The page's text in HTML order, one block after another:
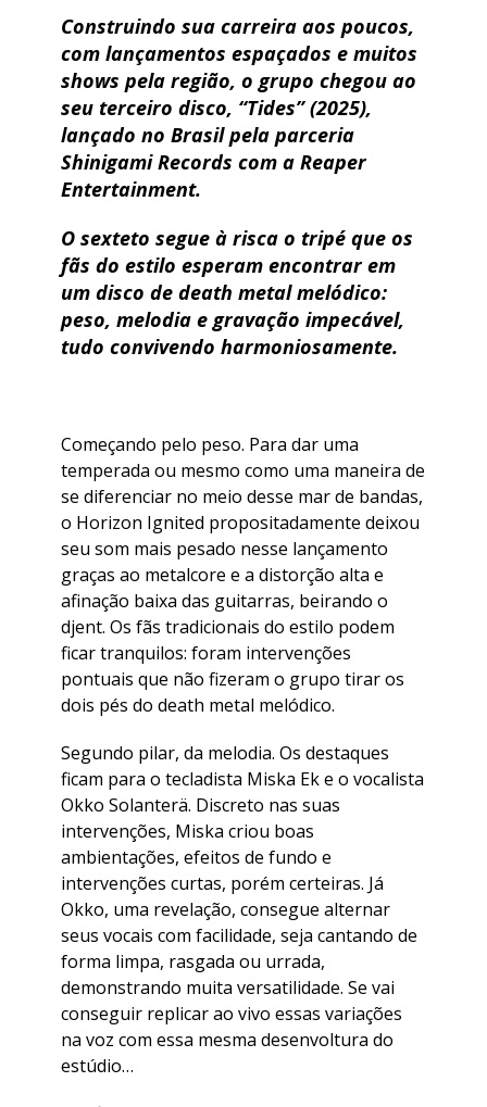
Construindo sua carreira aos poucos,
com lançamentos espaçados e muitos
shows pela região, o grupo chegou ao
seu terceiro disco, “Tides” (2025),
lançado no Brasil pela parceria
Shinigami Records com a Reaper
Entertainment.
O sexteto segue à risca o tripé que os
fãs do estilo esperam encontrar em
um disco de death metal melódico:
peso, melodia e gravação impecável,
tudo convivendo harmoniosamente.
Começando pelo peso. Para dar uma
temperada ou mesmo como uma maneira de
se diferenciar no meio desse mar de bandas,
o Horizon Ignited propositadamente deixou
seu som mais pesado nesse lançamento
graças ao metalcore e a distorção alta e
afinação baixa das guitarras, beirando o
djent. Os fãs tradicionais do estilo podem
ficar tranquilos: foram intervenções
pontuais que não fizeram o grupo tirar os
dois pés do death metal melódico.
Segundo pilar, da melodia. Os destaques
ficam para o tecladista Miska Ek e o vocalista
Okko Solanterä. Discreto nas suas
intervenções, Miska criou boas
ambientações, efeitos de fundo e
intervenções curtas, porém certeiras. Já
Okko, uma revelação, consegue alternar
seus vocais com facilidade, seja cantando de
forma limpa, rasgada ou urrada,
demonstrando muita versatilidade. Se vai
conseguir replicar ao vivo essas variações
na voz com essa mesma desenvoltura do
estúdio…